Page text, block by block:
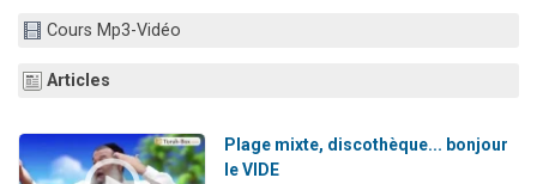
2 personnes viennent de faire un don pour Tsédaka : pauvres d'Israel
Cours Mp3-Vidéo
Articles
Plage mixte, discothèque... bonjour
le VIDE